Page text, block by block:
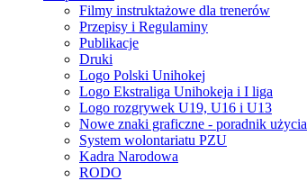
Filmy instruktażowe dla trenerów
Przepisy i Regulaminy
Publikacje
Druki
Logo Polski Unihokej
Logo Ekstraliga Unihokeja i I liga
Logo rozgrywek U19, U16 i U13
Nowe znaki graficzne - poradnik użycia
System wolontariatu PZU
Kadra Narodowa
RODO